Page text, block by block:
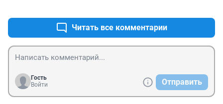
Читать все комментарии
Гость
Войти
Отправить